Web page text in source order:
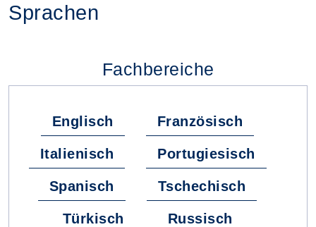
Sprachen
Fachbereiche
Englisch Französisch
Italienisch Portugiesisch
Spanisch Tschechisch
Türkisch Russisch